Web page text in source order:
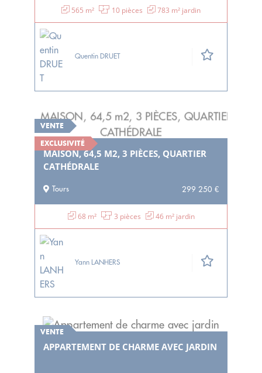
565 m² 10 pièces 783 m² jardin
Quentin DRUET
VENTE
EXCLUSIVITÉ
MAISON, 64,5 M2, 3 PIÈCES, QUARTIER
CATHÉDRALE
Tours 299 250 €
68 m² 3 pièces 46 m² jardin
Yann LANHERS
VENTE
APPARTEMENT DE CHARME AVEC JARDIN